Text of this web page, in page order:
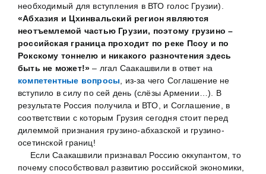
необходимый для вступления в ВТО голос Грузии).
«Абхазия и Цхинвальский регион являются
неотъемлемой частью Грузии, поэтому грузино –
российская граница проходит по реке Псоу и по
Рокскому тоннелю и никакого разночтения здесь
быть не может!» – лгал Саакашвили в ответ на
компетентные вопросы , из-за чего Соглашение не
вступило в силу по сей день (слёзы Армении…). В
результате Россия получила и ВТО, и Соглашение, в
соответствии с которым Грузия сегодня стоит перед
дилеммой признания грузино-абхазской и грузино-
осетинской границ!
Если Саакашвили признавал Россию оккупантом, то
почему способствовал развитию российской экономики,